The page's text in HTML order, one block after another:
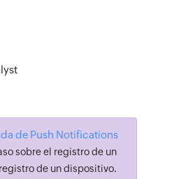
de Push Notifications
sobre el registro de un
de un dispositivo.